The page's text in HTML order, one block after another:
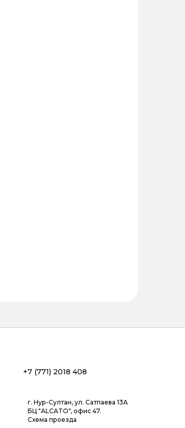
+7 (771) 2018 408
г. Нур-Султан, ул. Сатпаева 13А
БЦ "ALCATO", офис 47.
Схема проезда